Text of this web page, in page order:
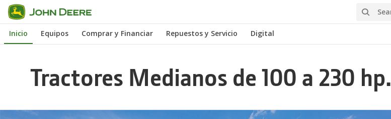
Saltar
a
contenido
Search
Inicio Equipos Comprar y Financiar Repuestos y Servicio Digital
Tractores Medianos de 100 a 230 hp.